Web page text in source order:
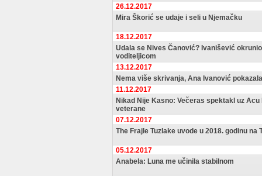
26.12.2017
Mira Škorić se udaje i seli u Njemačku
18.12.2017
Udala se Nives Čanović? Ivanišević
voditeljicom
13.12.2017
Nema više skrivanja, Ana Ivanović
11.12.2017
Nikad Nije Kasno: Večeras spektakl uz
veterane
07.12.2017
The Frajle Tuzlake uvode u 2018. godinu na
05.12.2017
Anabela: Luna me učinila stabilnom